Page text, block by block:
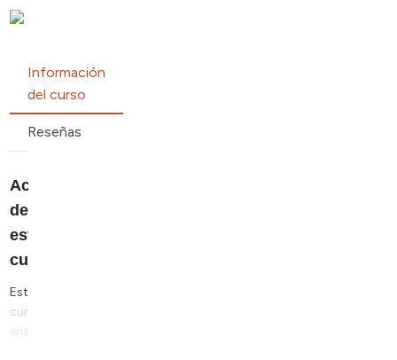
Información
del curso
Reseñas
Acerca
de
este
curso
Este
curso